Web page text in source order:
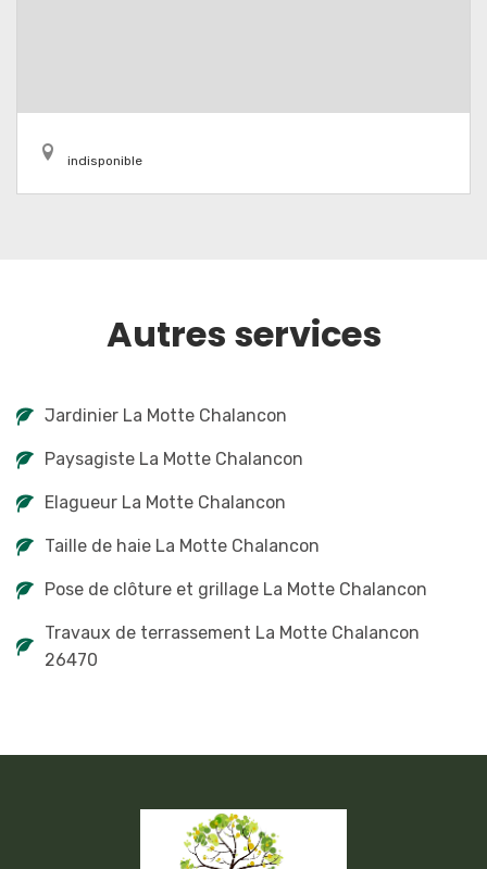
indisponible
Autres services
Jardinier La Motte Chalancon
Paysagiste La Motte Chalancon
Elagueur La Motte Chalancon
Taille de haie La Motte Chalancon
Pose de clôture et grillage La Motte Chalancon
Travaux de terrassement La Motte Chalancon
26470